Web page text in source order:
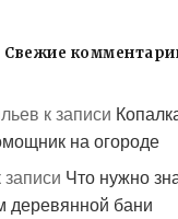
Свежие
к записи
на огороде
записи Что нужно
деревянной бани